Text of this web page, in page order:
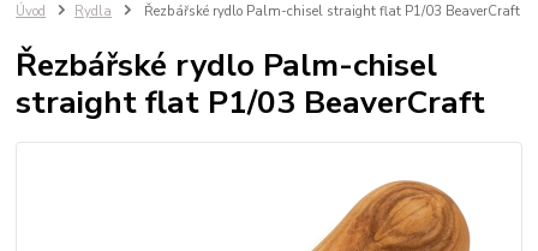
Úvod Rydla Řezbářské rydlo Palm-chisel straight flat P1/03 BeaverCraft
Řezbářské rydlo Palm-chisel
straight flat P1/03 BeaverCraft